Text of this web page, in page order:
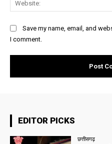
Save my name, email, and
I comment.
EDITOR PICKS
छत्तीसगढ़